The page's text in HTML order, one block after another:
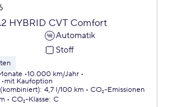
HYBRID CVT Comfort
Automatik
Stoff
10.000 km/Jahr
mit Kaufoption
: 4,7 l/100 km
CO₂-Emissionen
CO₂-Klasse: C